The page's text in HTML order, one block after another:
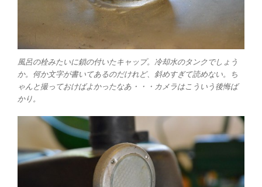
風呂の栓みたいに鎖の付いたキャップ。冷却水のタンクでしょう
か。何か文字が書いてあるのだけれど、斜めすぎて読めない。ち
ゃんと撮っておけばよかったなあ・・・カメラはこういう後悔ば
かり。